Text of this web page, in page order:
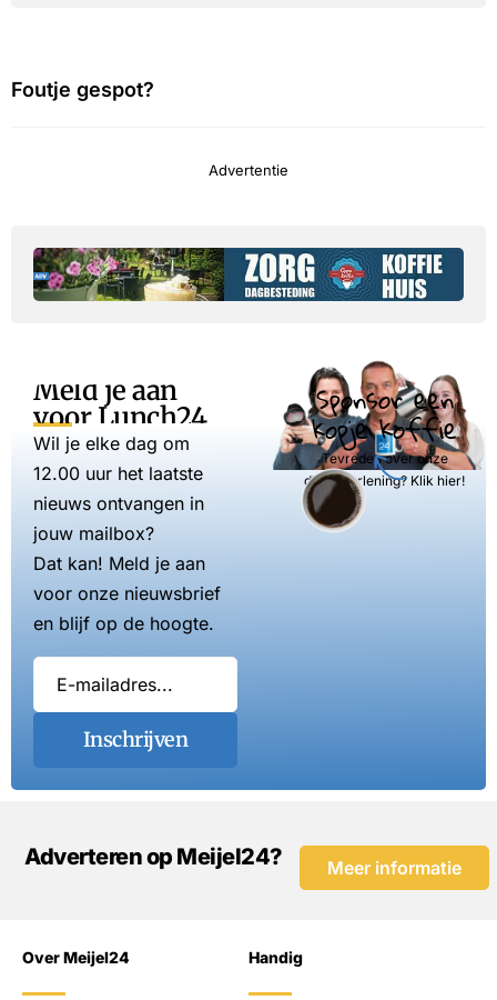
Foutje gespot?
Advertentie
Meld je aan
voor Lunch24
Wil je elke dag om
12.00 uur het laatste
nieuws ontvangen in
jouw mailbox?
Dat kan! Meld je aan
voor onze nieuwsbrief
en blijf op de hoogte.
Inschrijven
Sponsor een
kopje koffie
Tevreden over onze
dienstverlening? Klik hier!
Adverteren op Meijel24? Meer informatie
Over Meijel24 Handig